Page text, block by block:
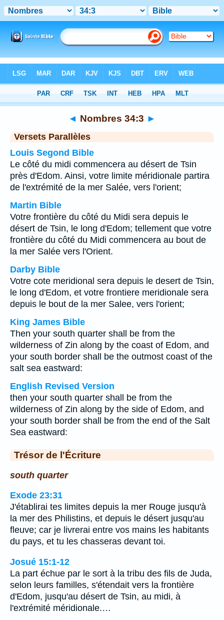
Chapitre 34> Verset 3
◄ Nombres 34:3 ►
Versets Parallèles
Louis Segond Bible
Le côté du midi commencera au désert de Tsin
près d'Edom. Ainsi, votre limite méridionale partira
de l'extrémité de la mer Salée, vers l'orient;
Martin Bible
Votre frontière du côté du Midi sera depuis le
désert de Tsin, le long d'Edom; tellement que votre
frontière du côté du Midi commencera au bout de
la mer Salée vers l'Orient.
Darby Bible
Votre cote meridional sera depuis le desert de Tsin,
le long d'Edom, et votre frontiere meridionale sera
depuis le bout de la mer Salee, vers l'orient;
King James Bible
Then your south quarter shall be from the
wilderness of Zin along by the coast of Edom, and
your south border shall be the outmost coast of the
salt sea eastward:
English Revised Version
then your south quarter shall be from the
wilderness of Zin along by the side of Edom, and
your south border shall be from the end of the Salt
Sea eastward:
Trésor de l'Écriture
south quarter
Exode 23:31
J'établirai tes limites depuis la mer Rouge jusqu'à
la mer des Philistins, et depuis le désert jusqu'au
fleuve; car je livrerai entre vos mains les habitants
du pays, et tu les chasseras devant toi.
Josué 15:1-12
La part échue par le sort à la tribu des fils de Juda,
selon leurs familles, s'étendait vers la frontière
d'Edom, jusqu'au désert de Tsin, au midi, à
l'extrémité méridionale.…